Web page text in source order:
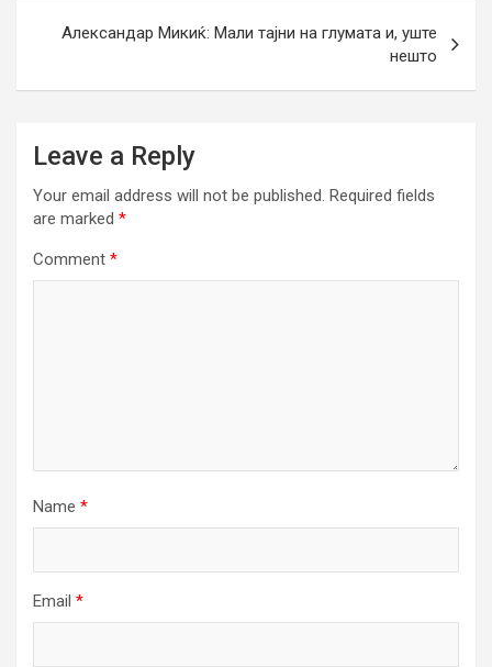
Александар Микиќ: Мали тајни на глумата и, уште
нешто
Leave a Reply
Your email address will not be published. Required fields
are marked *
Comment *
Name *
Email *